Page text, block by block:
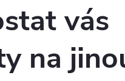
vás
na